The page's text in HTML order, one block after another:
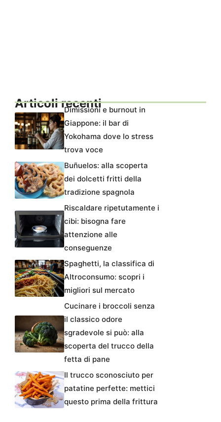
Articoli recentiDimissioni e burnout in
Giappone: il bar di
Yokohama dove lo stress
trova voce
Buñuelos: alla scoperta
dei dolcetti fritti della
tradizione spagnola
Riscaldare ripetutamente i
cibi: bisogna fare
attenzione alle
conseguenze
Spaghetti, la classifica di
Altroconsumo: scopri i
migliori sul mercato
Cucinare i broccoli senza
il classico odore
sgradevole si può: alla
scoperta del trucco della
fetta di pane
Il trucco sconosciuto per
patatine perfette: mettici
questo prima della frittura